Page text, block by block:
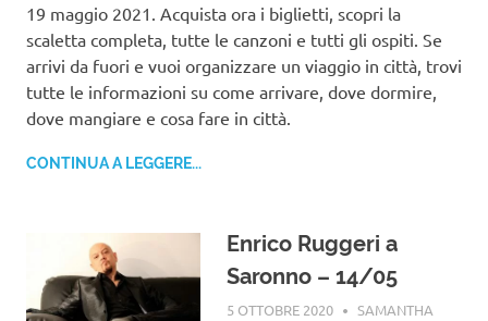
19 maggio 2021. Acquista ora i biglietti, scopri la
scaletta completa, tutte le canzoni e tutti gli ospiti. Se
arrivi da fuori e vuoi organizzare un viaggio in città, trovi
tutte le informazioni su come arrivare, dove dormire,
dove mangiare e cosa fare in città.
CONTINUA A LEGGERE...
Enrico Ruggeri a
Saronno – 14/05
5 OTTOBRE 2020
SAMANTHA